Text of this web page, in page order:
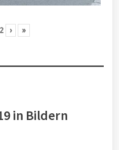
2 › »
in Bildern